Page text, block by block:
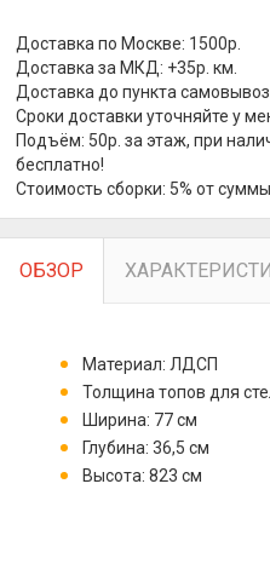
Доставка по Москве: 1500р.
Доставка за МКД: +35р. км.
Доставка до пункта
Сроки доставки уточняйте у
Подъём: 50р. за этаж, при
бесплатно!
Стоимость сборки: 5% от
ОБЗОР
Материал: ЛДСП
Толщина топов для
Ширина: 77 см
Глубина: 36,5 см
Высота: 823 см